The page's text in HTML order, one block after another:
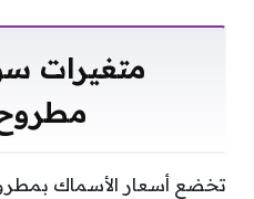
متغيرات
مطروح
تخضع أسعار الأسماك